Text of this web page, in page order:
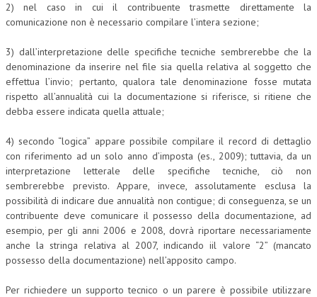
ECONOMIA
ECONOMIA DELL’ARTE
INTERNAZIONALIZZAZIONE
HUMAN RESOURCES
RISORSE UMANE
MARKETING
TREASURY IN FINANCIAL SERVICES
RISK MANAGEMENT
SVILUPPO SOSTENIBILE
2) nel caso in cui il contribuente trasmette direttamente la
comunicazione non è necessario compilare l’intera sezione;
3) dall’interpretazione delle specifiche tecniche sembrerebbe che la
denominazione da inserire nel file sia quella relativa al soggetto che
effettua l’invio; pertanto, qualora tale denominazione fosse mutata
rispetto all’annualità cui la documentazione si riferisce, si ritiene che
debba essere indicata quella attuale;
4) secondo “logica” appare possibile compilare il record di dettaglio
con riferimento ad un solo anno d’imposta (es., 2009); tuttavia, da un
interpretazione letterale delle specifiche tecniche, ciò non
sembrerebbe previsto. Appare, invece, assolutamente esclusa la
possibilità di indicare due annualità non contigue; di conseguenza, se un
contribuente deve comunicare il possesso della documentazione, ad
esempio, per gli anni 2006 e 2008, dovrà riportare necessariamente
anche la stringa relativa al 2007, indicando iil valore “2” (mancato
possesso della documentazione) nell’apposito campo.
Per richiedere un supporto tecnico o un parere è possibile utilizzare